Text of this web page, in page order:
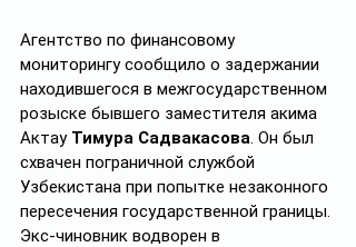
Агентство по финансовому
мониторингу сообщило о задержании
находившегося в межгосударственном
розыске бывшего заместителя акима
Актау Тимура Садвакасова. Он был
схвачен пограничной службой
Узбекистана при попытке незаконного
пересечения государственной границы.
Экс-чиновник водворен в